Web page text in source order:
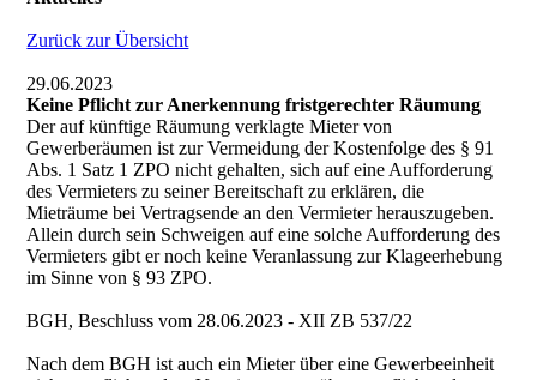
Zurück zur Übersicht
29.06.2023
Keine Pflicht zur Anerkennung fristgerechter Räumung
Der auf künftige Räumung verklagte Mieter von
Gewerberäumen ist zur Vermeidung der Kostenfolge des § 91
Abs. 1 Satz 1 ZPO nicht gehalten, sich auf eine Aufforderung
des Vermieters zu seiner Bereitschaft zu erklären, die
Mieträume bei Vertragsende an den Vermieter herauszugeben.
Allein durch sein Schweigen auf eine solche Aufforderung des
Vermieters gibt er noch keine Veranlassung zur Klageerhebung
im Sinne von § 93 ZPO.
BGH, Beschluss vom 28.06.2023 - XII ZB 537/22
Nach dem BGH ist auch ein Mieter über eine Gewerbeeinheit